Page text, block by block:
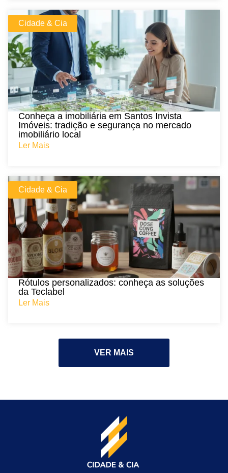
Cidade & Cia
Conheça a imobiliária em Santos Invista
Imóveis: tradição e segurança no mercado
imobiliário local
Ler Mais
Cidade & Cia
Rótulos personalizados: conheça as soluções
da Teclabel
Ler Mais
VER MAIS